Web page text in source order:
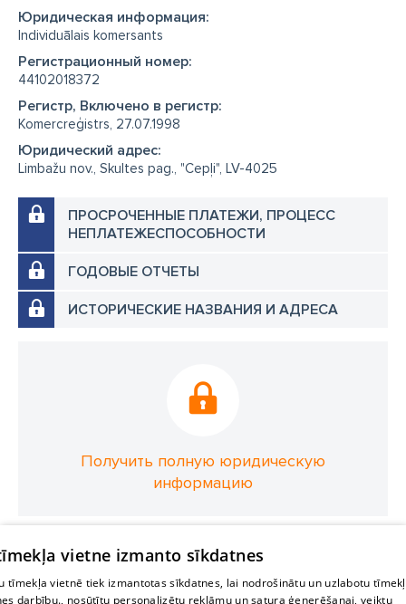
Юридическая информация:
Individuālais komersants
Регистрационный номер:
44102018372
Регистр, Включено в регистр:
Komercreģistrs, 27.07.1998
Юридический адрес:
Limbažu nov., Skultes pag., "Cepļi", LV-4025
ПРОСРОЧЕННЫЕ ПЛАТЕЖИ, ПРОЦЕСС
НЕПЛАТЕЖЕСПОСОБНОСТИ
ГОДОВЫЕ ОТЧЕТЫ
ИСТОРИЧЕСКИЕ НАЗВАНИЯ И АДРЕСА
Получить полную юридическую
информацию
vietne izmanto sīkdatnes
tīmekļa vietnē tiek izmantotas sīkdatnes, lai nodrošinātu un uzlabotu
darbību., nosūtītu personalizētu reklāmu un satura ģenerēšanai, veiktu